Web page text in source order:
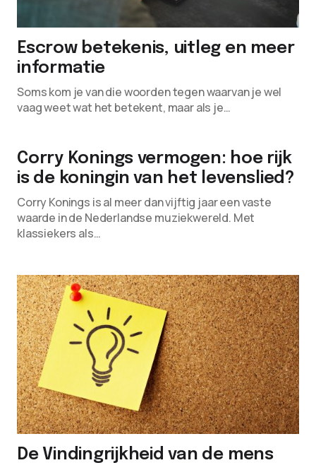
Escrow betekenis, uitleg en meer
informatie
Soms kom je van die woorden tegen waarvan je wel
vaag weet wat het betekent, maar als je…
Corry Konings vermogen: hoe rijk
is de koningin van het levenslied?
Corry Konings is al meer dan vijftig jaar een vaste
waarde in de Nederlandse muziekwereld. Met
klassiekers als…
De Vindingrijkheid van de mens